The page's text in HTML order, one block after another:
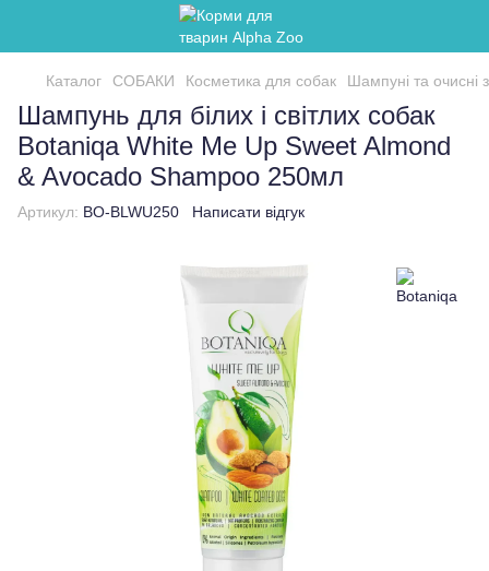
Каталог СОБАКИ Косметика для собак Шампуні та очисні
Шампунь для білих і світлих собак
Botaniqa White Me Up Sweet Almond
& Avocado Shampoo 250мл
Артикул: BO-BLWU250 Написати відгук